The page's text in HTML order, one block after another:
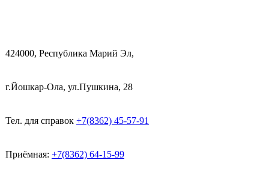
424000, Республика Марий Эл,
г.Йошкар-Ола, ул.Пушкина, 28
Тел. для справок +7(8362) 45-57-91
Приёмная: +7(8362) 64-15-99